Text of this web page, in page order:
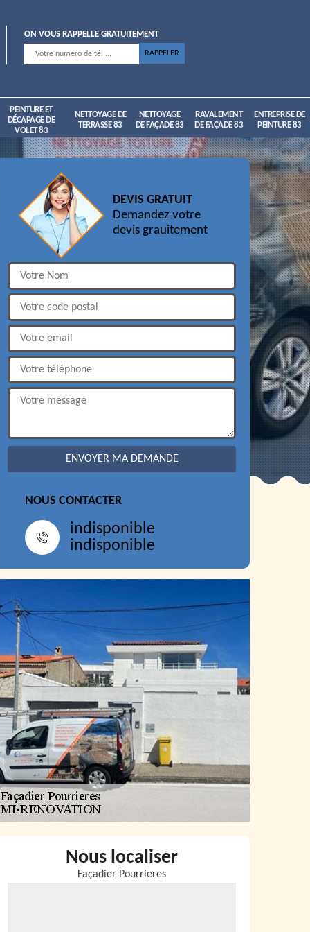
ON VOUS RAPPELLE GRATUITEMENT
PEINTURE ET
DÉCAPAGE DE
VOLET 83
NETTOYAGE DE
TERRASSE 83
NETTOYAGE
DE FAÇADE 83
RAVALEMENT
DE FAÇADE 83
ENTREPRISE DE
PEINTURE 83
DEVIS GRATUIT
Demandez votre
devis grauitement
NOUS CONTACTER
indisponible
indisponible
Nous localiser
Façadier Pourrieres